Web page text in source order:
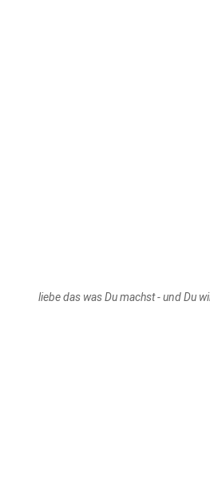
liebe das was Du machst - und Du